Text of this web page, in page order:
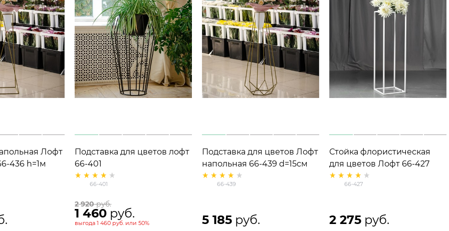
436 h=1м
Подставка для цветов лофт
66-401
66-401
2 920 руб.
1 460 руб.
выгода1 460 руб. или50%
Подставка для цветов Лофт
напольная 66-439 d=15см
высота 100см
66-439
5 185 руб.
Стойка флористическая
для цветов Лофт 66-427
металлическая высота
100см66-427
2 275 руб.